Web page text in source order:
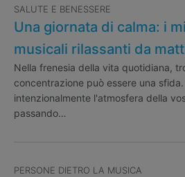
SALUTE E BENESSERE
Una giornata di calma: i
musicali rilassanti da
Nella frenesia della vita quotidiana,
concentrazione può essere una
intenzionalmente l'atmosfera della
passando…
PERSONE DIETRO LA MUSICA